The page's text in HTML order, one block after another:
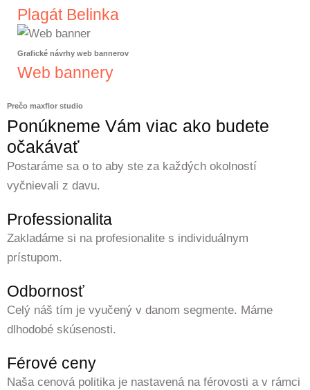
Plagát Belinka
Grafické návrhy web bannerov
Web bannery
Prečo maxflor studio
Ponúkneme Vám viac ako budete
očakávať
Postaráme sa o to aby ste za každých okolností
vyčnievali z davu.
Professionalita
Zakladáme si na profesionalite s individuálnym
prístupom.
Odbornosť
Celý náš tím je vyučený v danom segmente. Máme
dlhodobé skúsenosti.
Férové ceny
Naša cenová politika je nastavená na férovosti a v rámci